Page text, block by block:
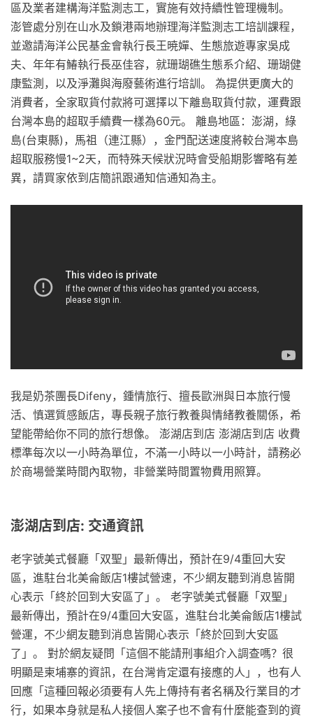
區及業者建構海洋監測志工，實施有效持續性管理機制。
澎管處分別在山水及鎖港兩地辦理海洋監測志工培訓課程，
並邀請海洋公民基金會執行長王暁嬋、生態旅遊專家吳成
夫、年年有鰆執行長巫佳容，就珊瑚礁生態系介紹、珊瑚健
康監測，以及淨灘與海廢藝術進行培訓。 為提供更廣大的
消費者，全家取貨付款將可選擇以下離島取貨付款，運費跟
台灣本島的超取手續費一樣為60元。 離島地區：澎湖，綠
島(台東縣)，馬祖（連江縣），金門配送速度將較台灣本島
超取服務慢1~2天，而特殊天候狀況時會受船期影響略有差
異，請買家依到店簡訊跟通知信通知為主。
我是奶茶團長Difeny，鍾情旅行、擅長歐洲與日本旅行慢
活、慎選質感飯店，專長親子旅行教養與情緒教養關係，希
望能帶給你不同的旅行想像。 澎湖店到店 澎湖店到店 收費
標準每次以一小時為單位，不滿一小時以一小時計，請務必
於商場營業時間內取物，非營業時間置物費用照算。
澎湖店到店: 交通資訊
老字號美式餐廳「双聖」最新傳出，預計在9/4重回大安
區，進駐台北美侖飯店1樓試營速，不少網友聽到消息皆開
心表示「終於回到大安區了」。 老字號美式餐廳「双聖」
最新傳出，預計在9/4重回大安區，進駐台北美侖飯店1樓試
營運，不少網友聽到消息皆開心表示「終於回到大安區
了」。 對於網友疑問「這個不能請刑事組介入調查嗎？很
明顯是柬埔寨的資訊，在台灣肯定還有接應的人」，也有人
回應「這種回報必須要有人先上傳持有者名稱及行業目的才
行，如果本身就是私人接個人案子也不會有什麼能查到的資